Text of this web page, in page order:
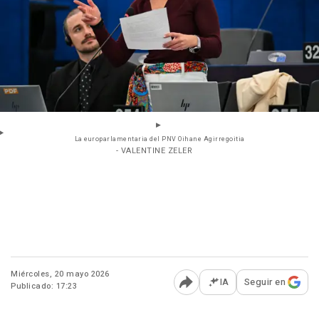
La europarlamentaria del PNV Oihane Agirregoitia
- VALENTINE ZELER
Miércoles, 20 mayo 2026
Publicado: 17:23
Abrir opciones para
IA Seguir en